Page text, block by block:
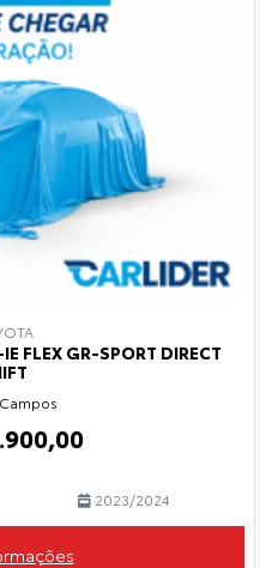
FLEX GR-SPORT DIRECT
2023/2024